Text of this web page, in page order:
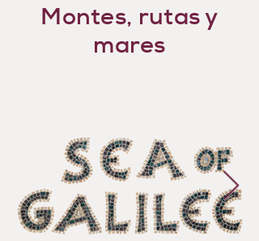
Montes, rutas y
mares